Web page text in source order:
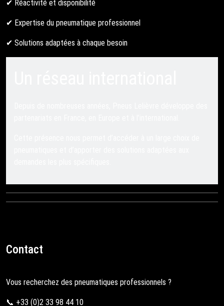
✔ Réactivité et disponibilité
✔ Expertise du pneumatique professionnel
✔ Solutions adaptées à chaque besoin
Contact
Vous recherchez des pneumatiques professionnels ?
📞 +33 (0)2 33 98 44 10